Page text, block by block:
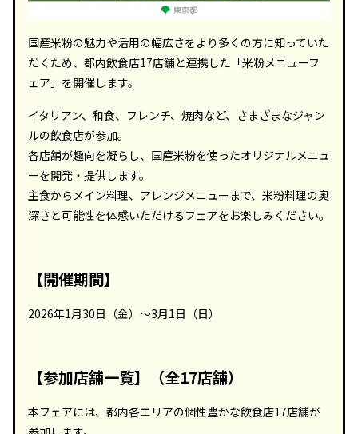
国産米粉の魅力や活用の幅広さをより多くの方に知っていた
だくため、都内飲食店17店舗と連携した「米粉メニューフ
ェア」を開催します。
イタリアン、和食、フレンチ、焼肉など、さまざまなジャン
ルの飲食店が参加。
各店舗が趣向を凝らし、国産米粉を使ったオリジナルメニュ
ーを開発・提供します。
主食からメイン料理、アレンジメニューまで、米粉料理の奥
深さと可能性を体感いただけるフェアをお楽しみください。
【開催期間】
2026年1月30日（金）～3月1日（日）
【参加店舗一覧】 （全17店舗）
本フェアには、都内各エリアの個性豊かな飲食店17店舗が